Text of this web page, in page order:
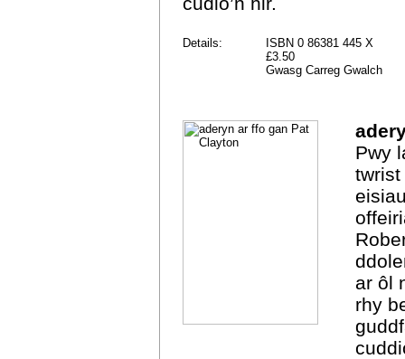
Details:
ISBN 0 86381 445 X
£3.50
Gwasg Carreg Gwalch
Pwy
ar ôl
rhy